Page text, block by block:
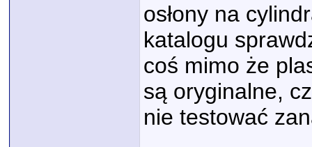
osłony na
katalogu
coś mimo że
są oryginalne,
nie testować